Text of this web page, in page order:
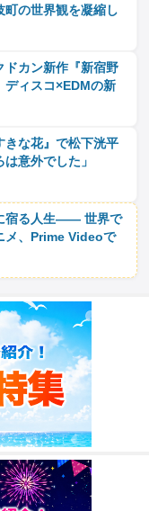
町の世界観を凝縮し
ドカン新作『新宿野
ィスコ×EDMの新
きな花』で松下洸平
意外でした」
宿る人生―― 世界で
メ、Prime Videoで